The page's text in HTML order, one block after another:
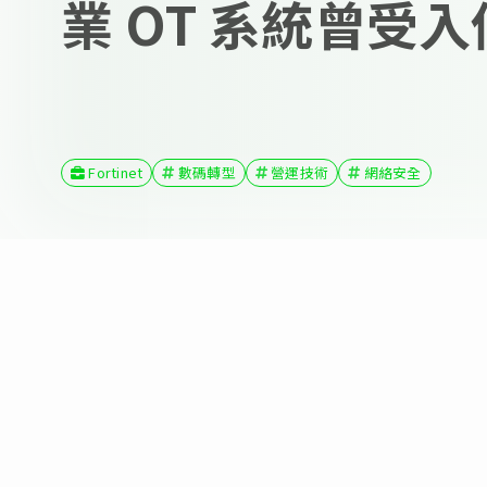
業 OT 系統曾受
Fortinet 數碼轉型 營運技術 網絡安全